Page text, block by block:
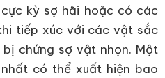
kỳ sợ hãi hoặc có các
tiếp xúc với các vật sắc
chứng sợ vật nhọn. Một
có thể xuất hiện bao